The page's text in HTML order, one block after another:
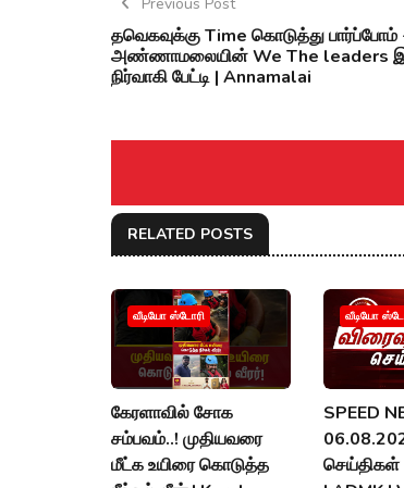
தவெகவுக்கு Time கொடுத்து பார்ப்போம்
அண்ணாமலையின் We The leaders
நிர்வாகி பேட்டி | Annamalai
RELATED POSTS
வீடியோ ஸ்டோரி
கேரளாவில் சோக
சம்பவம்..! முதியவரை
மீட்க உயிரை கொடுத்த
வீடியோ
SPEED
செய்திகள்